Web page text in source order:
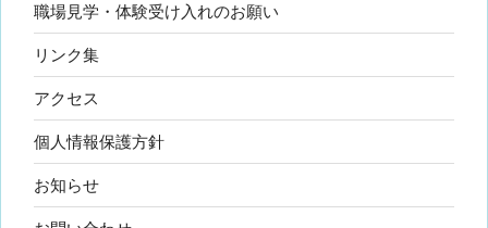
職場見学・体験受け入れのお願い
リンク集
アクセス
個人情報保護方針
お知らせ